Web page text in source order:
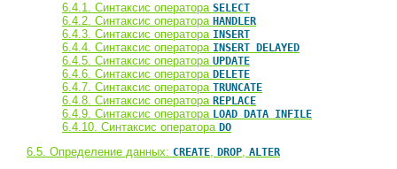
6.4.1. Синтаксис оператора SELECT
6.4.2. Синтаксис оператора HANDLER
6.4.3. Синтаксис оператора INSERT
6.4.4. Синтаксис оператора INSERT DELAYED
6.4.5. Синтаксис оператора UPDATE
6.4.6. Синтаксис оператора DELETE
6.4.7. Синтаксис оператора TRUNCATE
6.4.8. Синтаксис оператора REPLACE
6.4.9. Синтаксис оператора LOAD DATA INFILE
6.4.10. Синтаксис оператора DO
6.5. Определение данных: CREATE, DROP, ALTER